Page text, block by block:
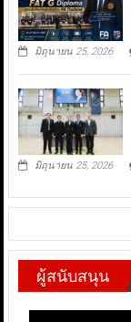
มิถุนายน 25, 2026
มิถุนายน 25, 2026
ผู้สนับสนุน